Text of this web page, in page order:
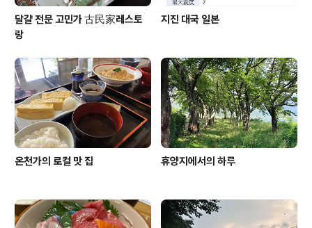
달걀 전문 고민가 古民家레스토
랑
지진 대국 일본
온천가의 로컬 맛 집 휴양지에서의 하루